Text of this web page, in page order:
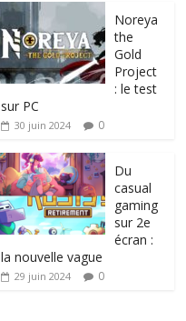
Noreya
the
Gold
Project
: le test
sur PC
30 juin 2024 0
Du
casual
gaming
sur 2e
écran :
la nouvelle vague
29 juin 2024 0